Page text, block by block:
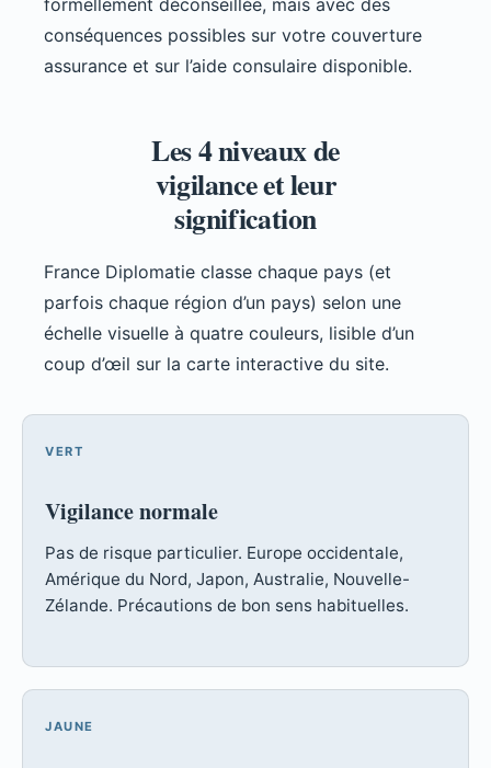
conséquences possibles sur votre couverture
assurance et sur l’aide consulaire disponible.
Les 4 niveaux de
vigilance et leur
signification
France Diplomatie classe chaque pays (et
parfois chaque région d’un pays) selon une
échelle visuelle à quatre couleurs, lisible d’un
coup d’œil sur la carte interactive du site.
VERT
Vigilance normale
Pas de risque particulier. Europe occidentale,
Amérique du Nord, Japon, Australie, Nouvelle-
Zélande. Précautions de bon sens habituelles.
JAUNE